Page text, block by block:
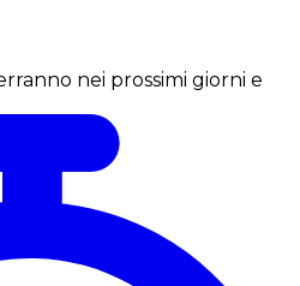
nei prossimi giorni e